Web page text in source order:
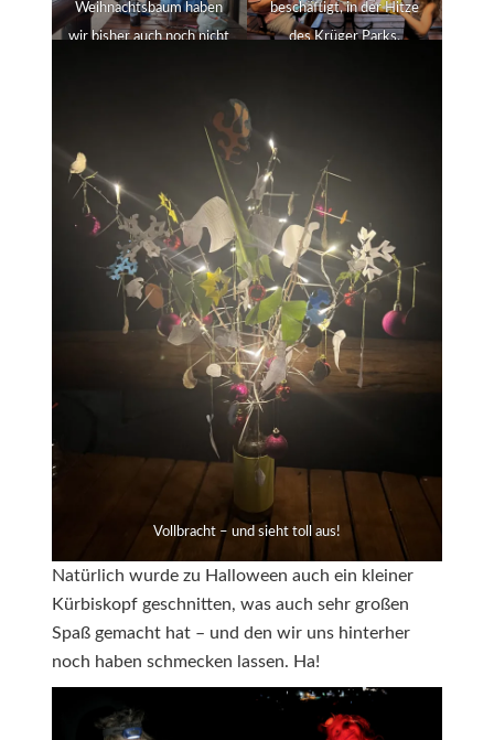
Weihnachtsbaum haben
wir bisher auch noch nicht
beschäftigt, in der Hitze
des Krüger Parks.
Vollbracht – und sieht toll aus!
Natürlich wurde zu Halloween auch ein kleiner
Kürbiskopf geschnitten, was auch sehr großen
Spaß gemacht hat – und den wir uns hinterher
noch haben schmecken lassen. Ha!